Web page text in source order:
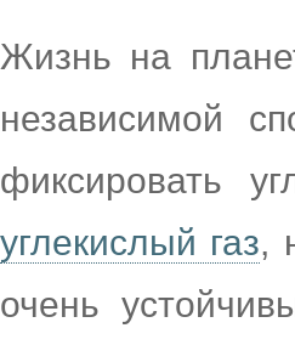
Жизнь на
независимой
фиксировать
углекислый газ,
очень